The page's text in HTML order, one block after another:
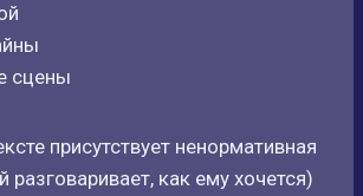
сцены
присутствует ненормативная
разговаривает, как ему хочется)